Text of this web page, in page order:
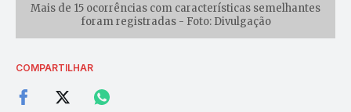
Mais de 15 ocorrências com características semelhantes
foram registradas - Foto: Divulgação
COMPARTILHAR